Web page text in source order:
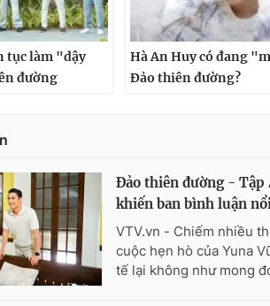
tục làm "dậy
đường
Hà An Huy có đang
Đảo thiên đường?
Đảo thiên đường -
khiến ban bình luận
VTV.vn - Chiếm nhiều
cuộc hẹn hò của Yuna
tế lại không như mong